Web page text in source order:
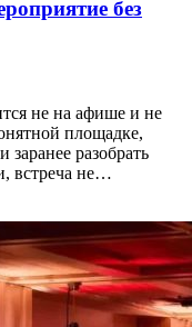
без
не на афише и не
площадке,
разобрать
встреча не…